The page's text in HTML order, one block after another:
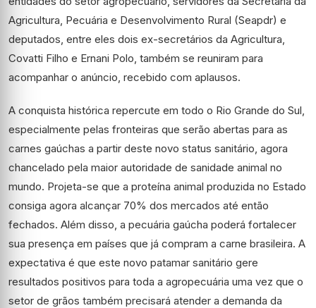
Agricultura, Pecuária e Desenvolvimento Rural (Seapdr) e
deputados, entre eles dois ex-secretários da Agricultura,
Covatti Filho e Ernani Polo, também se reuniram para
acompanhar o anúncio, recebido com aplausos.
A conquista histórica repercute em todo o Rio Grande do Sul,
especialmente pelas fronteiras que serão abertas para as
carnes gaúchas a partir deste novo status sanitário, agora
chancelado pela maior autoridade de sanidade animal no
mundo. Projeta-se que a proteína animal produzida no Estado
consiga agora alcançar 70% dos mercados até então
fechados. Além disso, a pecuária gaúcha poderá fortalecer
sua presença em países que já compram a carne brasileira. A
expectativa é que este novo patamar sanitário gere
resultados positivos para toda a agropecuária uma vez que o
setor de grãos também precisará atender a demanda da